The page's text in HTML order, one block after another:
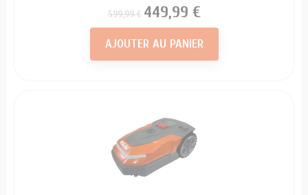
Prix
599,99 € Prix
449,99 €
AJOUTER AU PANIER